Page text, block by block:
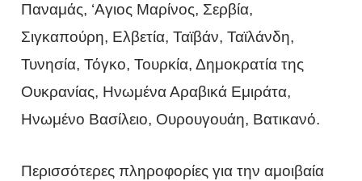
Παναμάς, ‘Αγιος Μαρίνος, Σερβία,
Σιγκαπούρη, Ελβετία, Ταϊβάν, Ταϊλάνδη,
Τυνησία, Τόγκο, Τουρκία, Δημοκρατία της
Ουκρανίας, Ηνωμένα Αραβικά Εμιράτα,
Ηνωμένο Βασίλειο, Ουρουγουάη, Βατικανό.
Περισσότερες πληροφορίες για την αμοιβαία